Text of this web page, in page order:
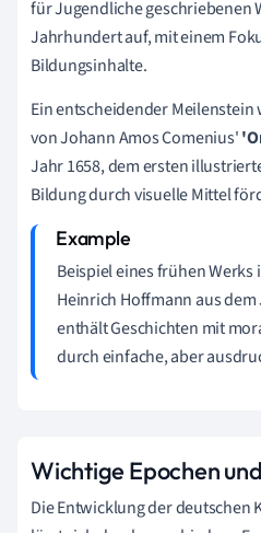
für Jugendliche geschriebenen
Jahrhundert auf, mit einem
Bildungsinhalte.
Ein entscheidender
von Johann Amos Comenius'
Jahr 1658, dem ersten
Bildung durch visuelle Mittel
Beispiel eines frühen Werks
Heinrich Hoffmann aus dem
enthält Geschichten mit
durch einfache, aber
Wichtige Epochen
Die Entwicklung der